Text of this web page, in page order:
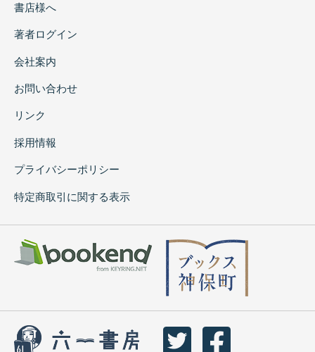
書店様へ
著者ログイン
会社案内
お問い合わせ
リンク
採用情報
プライバシーポリシー
特定商取引に関する表示